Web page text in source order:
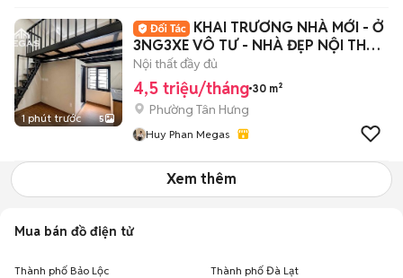
1 phút trước 5
KHAI TRƯƠNG NHÀ MỚI - Ở
3NG3XE VÔ TƯ - NHÀ ĐẸP NỘI THẤT
XỊN NGAY Q7
Nội thất đầy đủ
4,5 triệu/tháng 30 m²
Phường Tân Hưng
Huy Phan Megas
Xem thêm
Mua bán đồ điện tử
Thành phố Bảo Lộc Thành phố Đà Lạt